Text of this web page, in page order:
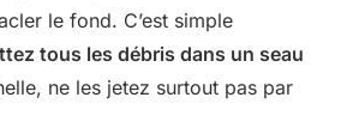
le fond. C’est simple
tous les débris dans un seau
ne les jetez surtout pas par